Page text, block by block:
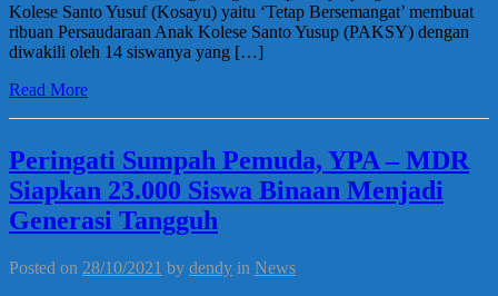
Kolese Santo Yusuf (Kosayu) yaitu ‘Tetap Bersemangat’ membuat
ribuan Persaudaraan Anak Kolese Santo Yusup (PAKSY) dengan
diwakili oleh 14 siswanya yang […]
Read More
Peringati Sumpah Pemuda, YPA – MDR
Siapkan 23.000 Siswa Binaan Menjadi
Generasi Tangguh
Posted on 28/10/2021 by dendy in News